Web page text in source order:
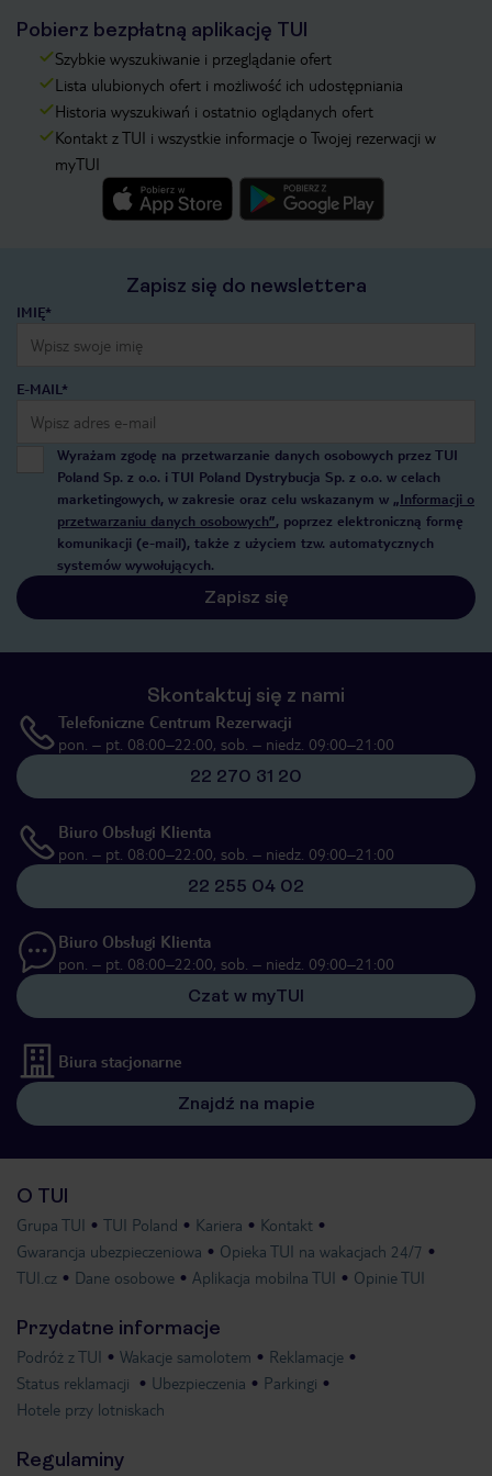
Pobierz bezpłatną aplikację TUI
Szybkie wyszukiwanie i przeglądanie ofert
Lista ulubionych ofert i możliwość ich udostępniania
Historia wyszukiwań i ostatnio oglądanych ofert
Kontakt z TUI i wszystkie informacje o Twojej rezerwacji w
myTUI
Zapisz się do newslettera
IMIĘ*
E-MAIL*
Wyrażam zgodę na przetwarzanie danych osobowych przez TUI
Poland Sp. z o.o. i TUI Poland Dystrybucja Sp. z o.o. w celach
marketingowych, w zakresie oraz celu wskazanym w „Informacji o
przetwarzaniu danych osobowych”, poprzez elektroniczną formę
komunikacji (e-mail), także z użyciem tzw. automatycznych
systemów wywołujących.
Zapisz się
Skontaktuj się z nami
Telefoniczne Centrum Rezerwacji
pon. – pt. 08:00–22:00, sob. – niedz. 09:00–21:00
22 270 31 20
Biuro Obsługi Klienta
pon. – pt. 08:00–22:00, sob. – niedz. 09:00–21:00
22 255 04 02
Biuro Obsługi Klienta
pon. – pt. 08:00–22:00, sob. – niedz. 09:00–21:00
Czat w myTUI
Biura stacjonarne
Znajdź na mapie
O TUI
Grupa TUI TUI Poland Kariera
Kontakt
Gwarancja ubezpieczeniowa
Opieka TUI na wakacjach 24/7
TUI.cz
Dane osobowe Aplikacja mobilna TUI Opinie TUI
Przydatne informacje
Podróż z TUI Wakacje samolotem
Reklamacje
Status reklamacji
Ubezpieczenia
Parkingi
Hotele przy lotniskach
Regulaminy